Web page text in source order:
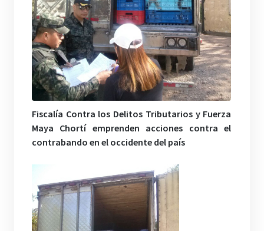
Fiscalía Contra los Delitos Tributarios y Fuerza
Maya Chortí emprenden acciones contra el
contrabando en el occidente del país